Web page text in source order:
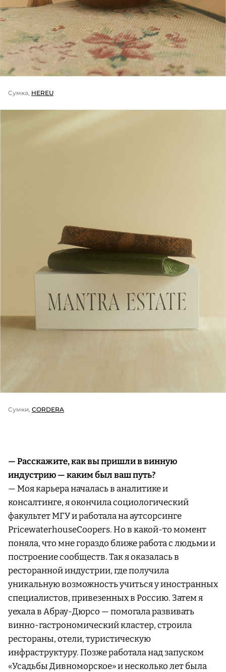
Сумка, HEREU
Сумки, CORDERA
— Расскажите, как вы пришли в винную
индустрию — каким был ваш путь?
— Моя карьера началась в аналитике и
консалтинге, я окончила социологический
факультет МГУ и работала на аутсорсинге
PricewaterhouseCoopers. Но в какой-то момент
поняла, что мне гораздо ближе работа с людьми и
построение сообществ. Так я оказалась в
ресторанной индустрии, где получила
уникальную возможность учиться у иностранных
специалистов, привезенных в Россию. Затем я
уехала в Абрау-Дюрсо — помогала развивать
винно-гастрономический кластер, строила
рестораны, отели, туристическую
инфраструктуру. Позже работала над запуском
«Усадьбы Дивноморское» и несколько лет была